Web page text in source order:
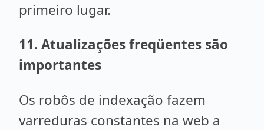
primeiro lugar.
11. Atualizações freqüentes são
importantes
Os robôs de indexação fazem
varreduras constantes na web a